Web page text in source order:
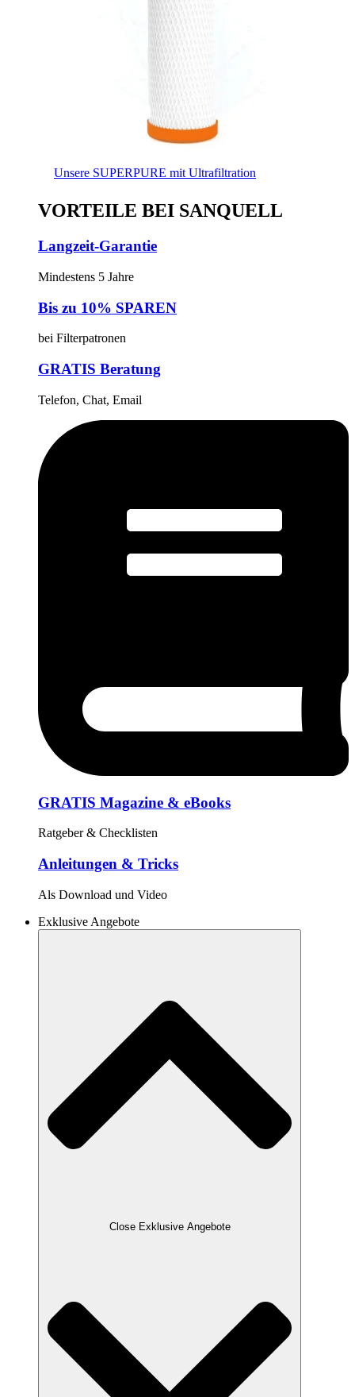
Unsere SUPERPURE mit Ultrafiltration
VORTEILE BEI SANQUELL
Langzeit-Garantie
Mindestens 5 Jahre
Bis zu 10% SPAREN
bei Filterpatronen
GRATIS Beratung
Telefon, Chat, Email
GRATIS Magazine & eBooks
Ratgeber & Checklisten
Anleitungen & Tricks
Als Download und Video
Exklusive Angebote
Close Exklusive Angebote